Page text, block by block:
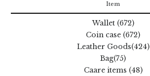
Item
Wallet (672)
Coin case (672)
Leather Goods(424)
Bag(75)
Caare items (48)